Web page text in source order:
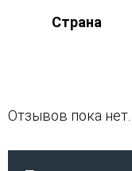
Страна
Отзывов пока нет.